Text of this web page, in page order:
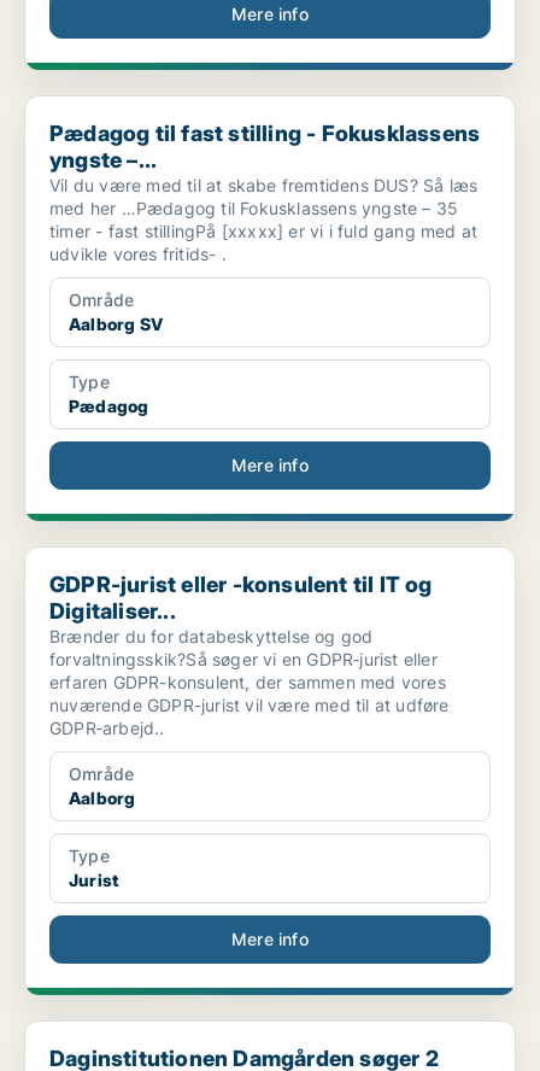
Mere info
Pædagog til fast stilling - Fokusklassens yngste –...
Pædagog til fast stilling - Fokusklassens
yngste –...
Vil du være med til at skabe fremtidens DUS? Så læs
med her …Pædagog til Fokusklassens yngste – 35
timer - fast stillingPå [xxxxx] er vi i fuld gang med at
udvikle vores fritids- .
Område
Aalborg SV
Type
Pædagog
Mere info
GDPR-jurist eller -konsulent til IT og Digitaliser...
GDPR-jurist eller -konsulent til IT og
Digitaliser...
Brænder du for databeskyttelse og god
forvaltningsskik?Så søger vi en GDPR‑jurist eller
erfaren GDPR-konsulent, der sammen med vores
nuværende GDPR-jurist vil være med til at udføre
GDPR‑arbejd..
Område
Aalborg
Type
Jurist
Mere info
Daginstitutionen Damgården søger 2 pædagoger til V...
Daginstitutionen Damgården søger 2